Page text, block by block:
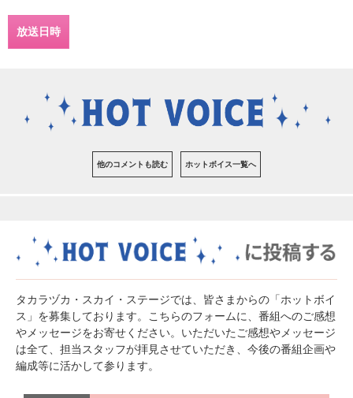
放送日時
他のコメントも読む ホットボイス一覧へ
タカラヅカ・スカイ・ステージでは、皆さまからの「ホットボイ
ス」を募集しております。こちらのフォームに、番組へのご感想
やメッセージをお寄せください。いただいたご感想やメッセージ
は全て、担当スタッフが拝見させていただき、今後の番組企画や
編成等に活かして参ります。